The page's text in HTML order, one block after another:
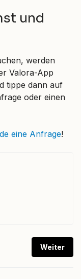
und
werden
Valora-App
tippe dann auf
oder einen
eine Anfrage!
Weiter